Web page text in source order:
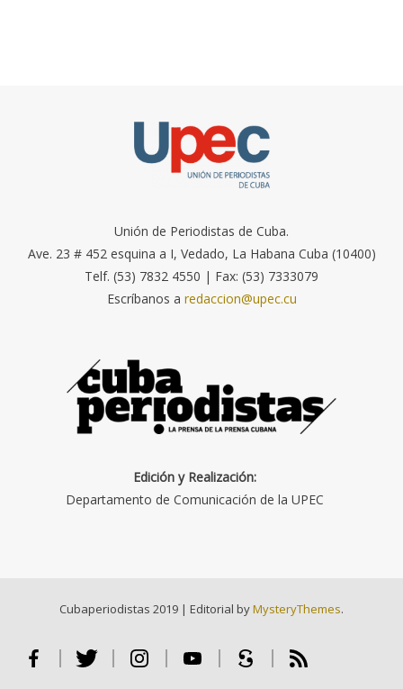
Unión de Periodistas de Cuba.
Ave. 23 # 452 esquina a I, Vedado, La Habana Cuba (10400)
Telf. (53) 7832 4550 | Fax: (53) 7333079
Escríbanos a redaccion@upec.cu
Edición y Realización:
Departamento de Comunicación de la UPEC
Cubaperiodistas 2019 | Editorial byMysteryThemes.
Facebook Twitter Instagram Youtube Scribd RSS